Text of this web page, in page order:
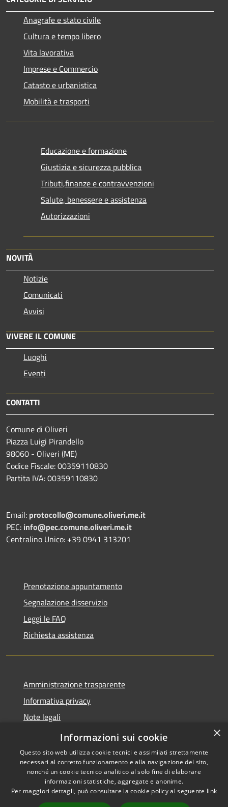
Anagrafe e stato civile
Cultura e tempo libero
Vita lavorativa
Imprese e Commercio
Catasto e urbanistica
Mobilità e trasporti
Educazione e formazione
Giustizia e sicurezza pubblica
Tributi,finanze e contravvenzioni
Salute, benessere e assistenza
Autorizzazioni
NOVITÀ
Notizie
Comunicati
Avvisi
VIVERE IL COMUNE
Luoghi
Eventi
CONTATTI
Comune di Oliveri
Piazza Luigi Pirandello
98060 - Oliveri (ME)
Codice Fiscale: 00359110830
Partita IVA: 00359110830
Email: protocollo@comune.oliveri.me.it
PEC: info@pec.comune.oliveri.me.it
Centralino Unico: +39 0941 313201
Prenotazione appuntamento
Segnalazione disservizio
Leggi le FAQ
Richiesta assistenza
Amministrazione trasparente
Informativa privacy
Note legali
Dichiarazione di accessibilità
Accessibilità
Copyright © 2026 • Comune di
Oliveri • Powered by
×
Informazioni sui cookie
Questo sito web utilizza cookie tecnici e assimilati strettamente
necessari al corretto funzionamento e alla navigazione del sito,
nonché un cookie tecnico analitico al solo fine di elaborare
informazioni statistiche, aggregate e anonime.
Per maggiori dettagli, può consultare la cookie policy al seguente link